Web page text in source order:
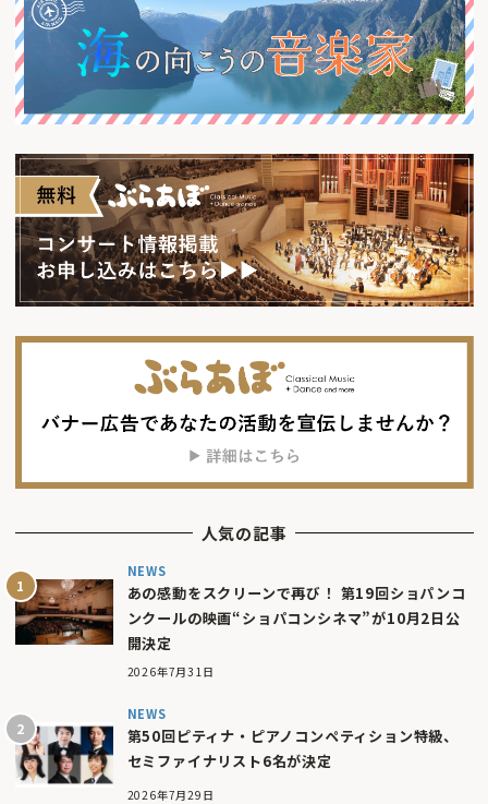
人気の記事
NEWS
あの感動をスクリーンで再び！ 第19回ショパンコ
ンクールの映画“ショパコンシネマ”が10月2日公
開決定
2026年7月31日
NEWS
第50回ピティナ・ピアノコンペティション特級、
セミファイナリスト6名が決定
2026年7月29日